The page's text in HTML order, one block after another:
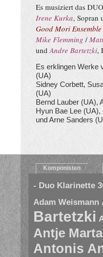
Es musiziert das
Irene Kurka, Sopran
Good Mori Ensemble
Mike Flemming /
undAndre Bartetzki,
Es erklingen Werke
(UA)
Sidney Corbett,
(UA)
Bernd Lauber (UA),
Hyun Bae Lee
und Arne Sanders
Komponisten
- Duo Klarinette
Adam Weismann
Bartetzki
Antje
Antonis